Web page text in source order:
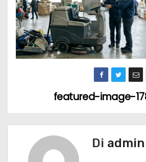
a
featured-image-
Di admin